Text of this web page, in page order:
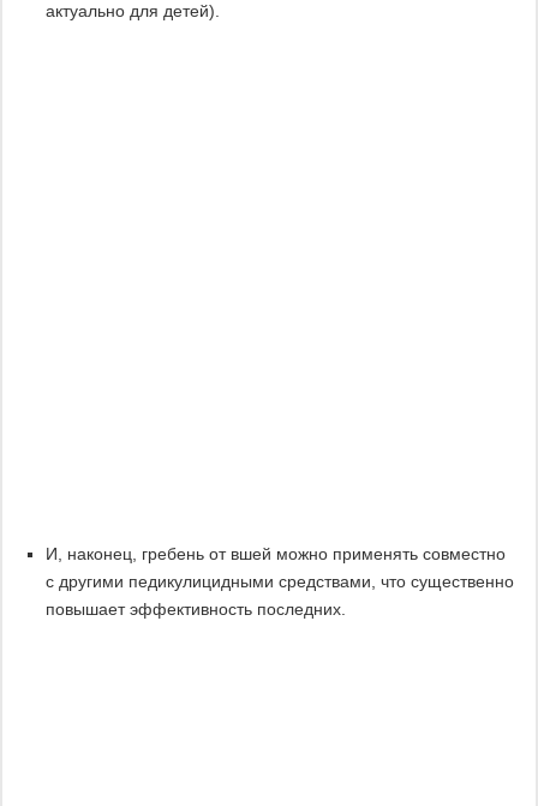
актуально для детей).
И, наконец, гребень от вшей можно применять совместно
с другими педикулицидными средствами, что существенно
повышает эффективность последних.